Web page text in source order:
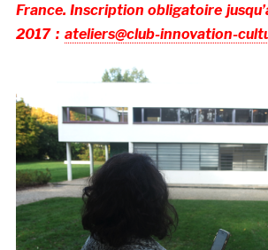
France. Inscription obligatoire
2017 : ateliers@club-innovation-